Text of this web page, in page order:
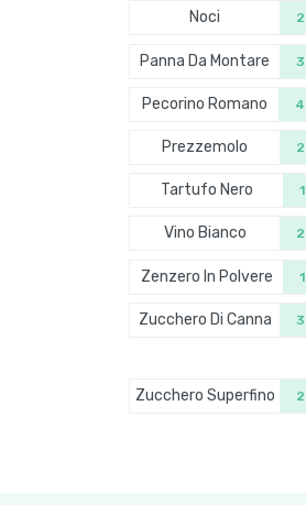
Noci 2
Panna Da Montare 3
Pecorino Romano 4
Prezzemolo 2
Tartufo Nero 1
Vino Bianco 2
Zenzero In Polvere 1
Zucchero Di Canna 3
Zucchero Superfino 2